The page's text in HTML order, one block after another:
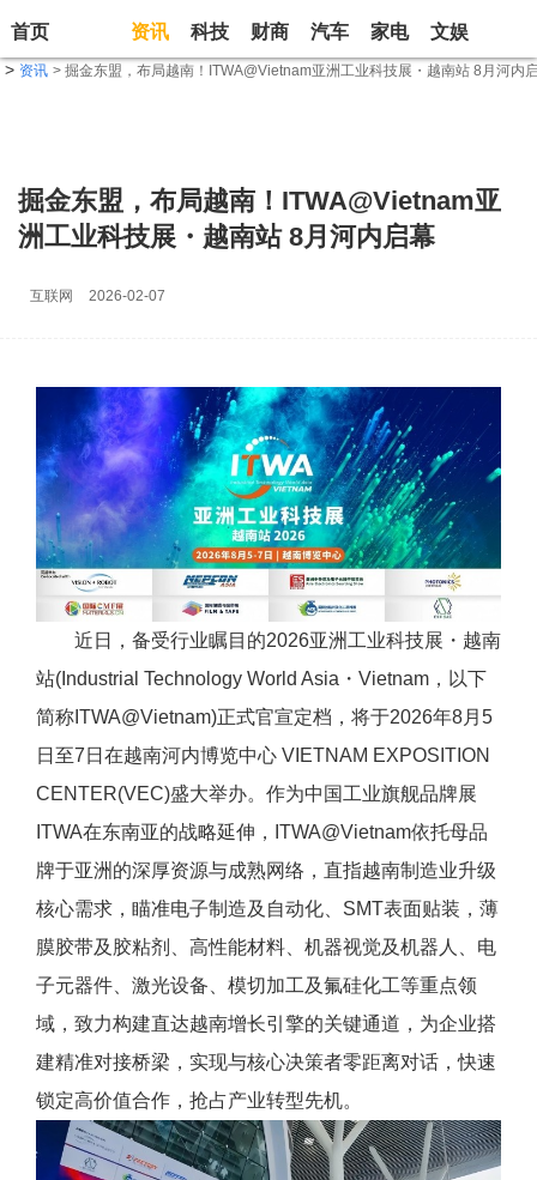
首页 资讯 科技 财商 汽车 家电 文娱
> 资讯 > 掘金东盟，布局越南！ITWA@Vietnam亚洲工业科技展・越南站 8月河内
掘金东盟，布局越南！ITWA@Vietnam亚
洲工业科技展・越南站 8月河内启幕
互联网 2026-02-07
近日，备受行业瞩目的2026亚洲工业科技展・越南
站(Industrial Technology World Asia・Vietnam，以下
简称ITWA@Vietnam)正式官宣定档，将于2026年8月5
日至7日在越南河内博览中心 VIETNAM EXPOSITION
CENTER(VEC)盛大举办。作为中国工业旗舰品牌展
ITWA在东南亚的战略延伸，ITWA@Vietnam依托母品
牌于亚洲的深厚资源与成熟网络，直指越南制造业升级
核心需求，瞄准电子制造及自动化、SMT表面贴装，薄
膜胶带及胶粘剂、高性能材料、机器视觉及机器人、电
子元器件、激光设备、模切加工及氟硅化工等重点领
域，致力构建直达越南增长引擎的关键通道，为企业搭
建精准对接桥梁，实现与核心决策者零距离对话，快速
锁定高价值合作，抢占产业转型先机。